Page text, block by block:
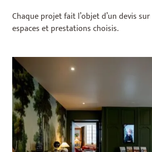
Chaque projet fait l’objet d’un devis
espaces et prestations choisis.